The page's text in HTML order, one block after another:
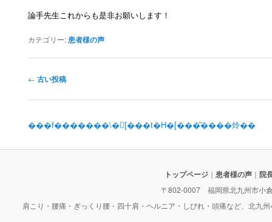
論手先生これからも是非お願いします！
カテゴリー:患者様の声
投稿ナビゲーション
← 古い投稿
���f�������\�񃁁[���t�H�[���͂����炩��
トップページ ｜ 患者様の声 ｜ 院
〒802-0007 福岡県北九州市小
肩こり・腰痛・ぎっくり腰・四十肩・ヘルニア・しびれ・頭痛など、北九